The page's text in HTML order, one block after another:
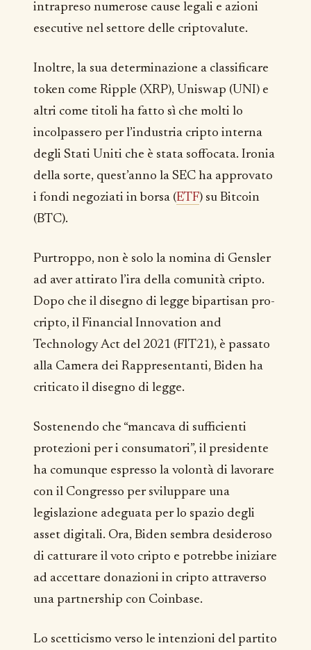
intrapreso numerose cause legali e azioni
esecutive nel settore delle criptovalute.
Inoltre, la sua determinazione a classificare
token come Ripple (XRP), Uniswap (UNI) e
altri come titoli ha fatto sì che molti lo
incolpassero per l’industria cripto interna
degli Stati Uniti che è stata soffocata. Ironia
della sorte, quest’anno la SEC ha approvato
i fondi negoziati in borsa (ETF) su Bitcoin
(BTC).
Purtroppo, non è solo la nomina di Gensler
ad aver attirato l’ira della comunità cripto.
Dopo che il disegno di legge bipartisan pro-
cripto, il Financial Innovation and
Technology Act del 2021 (FIT21), è passato
alla Camera dei Rappresentanti, Biden ha
criticato il disegno di legge.
Sostenendo che “mancava di sufficienti
protezioni per i consumatori”, il presidente
ha comunque espresso la volontà di lavorare
con il Congresso per sviluppare una
legislazione adeguata per lo spazio degli
asset digitali. Ora, Biden sembra desideroso
di catturare il voto cripto e potrebbe iniziare
ad accettare donazioni in cripto attraverso
una partnership con Coinbase.
Lo scetticismo verso le intenzioni del partito